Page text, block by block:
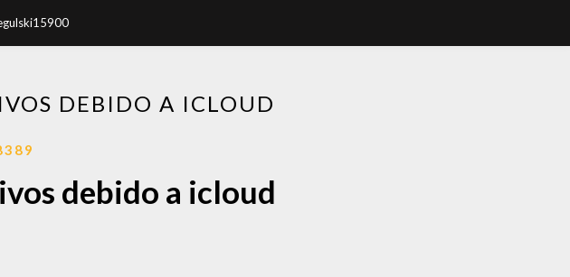
DEBIDO A ICLOUD
debido a icloud